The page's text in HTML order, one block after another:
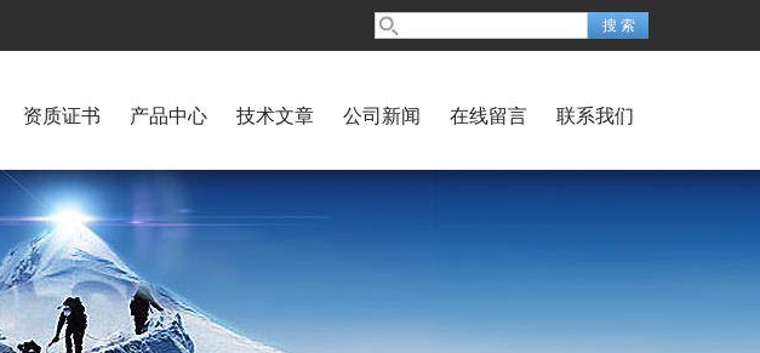
资质证书 产品中心 技术文章 公司新闻 在线留言 联系我们